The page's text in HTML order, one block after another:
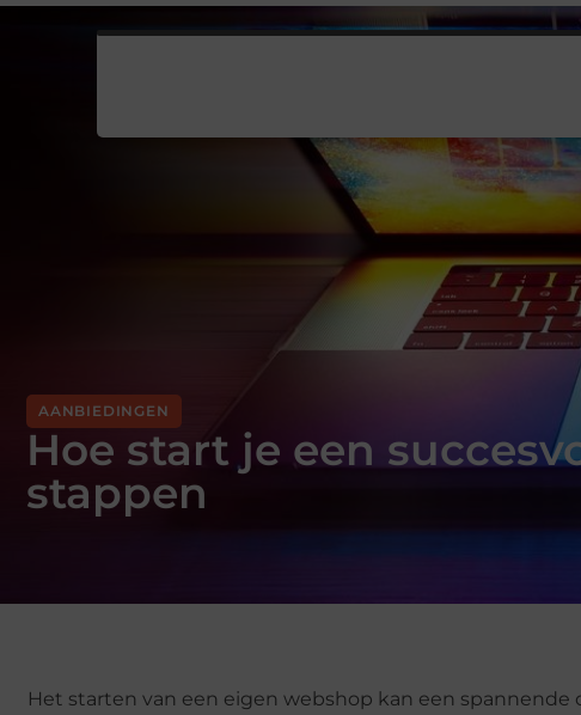
AANBIEDINGEN
Hoe start je een
stappen
Het starten van een eigen webshop kan een